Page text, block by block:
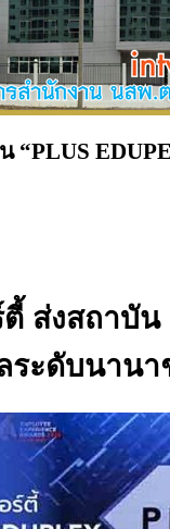
“PLUS
ส่งสถาบัน
ระดับนาน